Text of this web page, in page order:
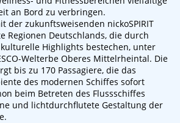
an Bord zu verbringen.
der zukunftsweisenden nickoSPIRIT
Regionen Deutschlands, die durch
Highlights bestechen, unter
Welterbe Oberes Mittelrheintal. Die
bis zu 170 Passagiere, die das
des modernen Schiffes sofort
beim Betreten des Flussschiffes
und lichtdurchflutete Gestaltung der